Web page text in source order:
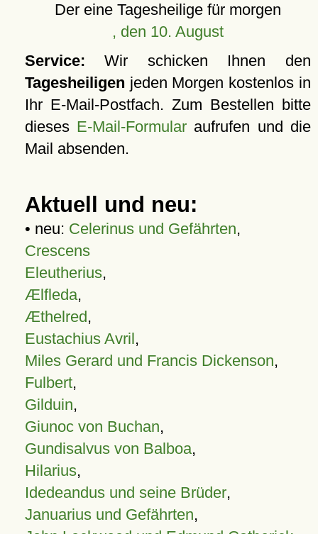
Der eine Tagesheilige für morgen
, den 10. August
Service: Wir schicken Ihnen den
Tagesheiligen jeden Morgen kostenlos in
Ihr E-Mail-Postfach. Zum Bestellen bitte
dieses E-Mail-Formular aufrufen und die
Mail absenden.
Aktuell und neu:
• neu: Celerinus und Gefährten,
Crescens
Eleutherius,
Ælfleda,
Æthelred,
Eustachius Avril,
Miles Gerard und Francis Dickenson,
Fulbert,
Gilduin,
Giunoc von Buchan,
Gundisalvus von Balboa,
Hilarius,
Idedeandus und seine Brüder,
Januarius und Gefährten,